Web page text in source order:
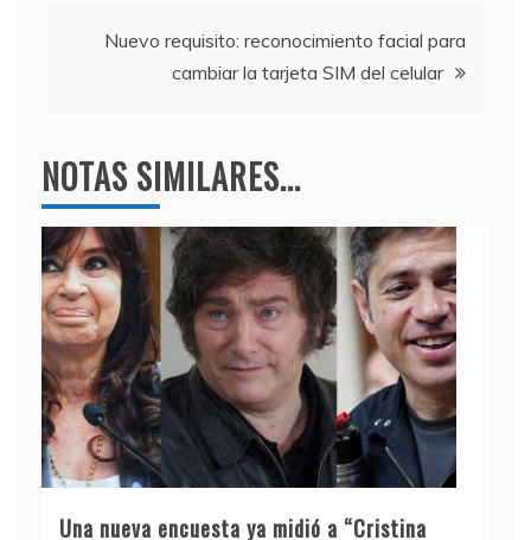
o
p
Nuevo requisito: reconocimiento facial para
cambiar la tarjeta SIM del celular
NOTAS SIMILARES...
Una nueva encuesta ya midió a “Cristina